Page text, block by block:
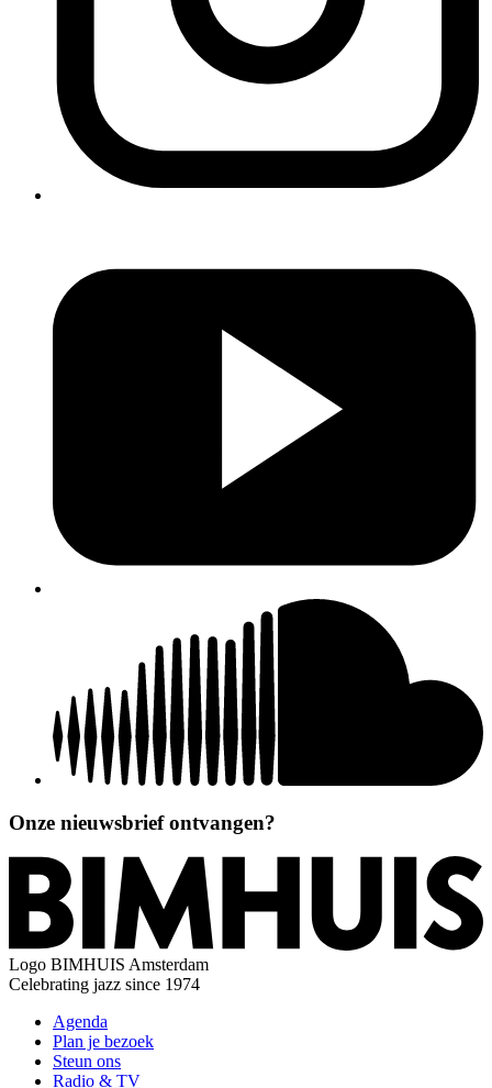
Onze nieuwsbrief ontvangen?
Logo BIMHUIS Amsterdam
Celebrating jazz since 1974
Agenda
Plan je bezoek
Steun ons
Radio & TV